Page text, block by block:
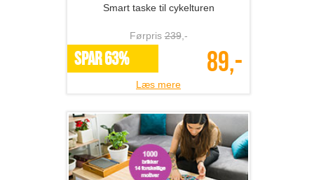
Smart taske til cykelturen
Førpris239,-
SPAR 63% 89,-
Læs mere